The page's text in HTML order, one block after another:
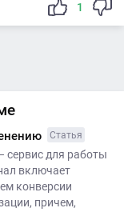
1
Статья
сервис для работы
включает
конверсии
причем,